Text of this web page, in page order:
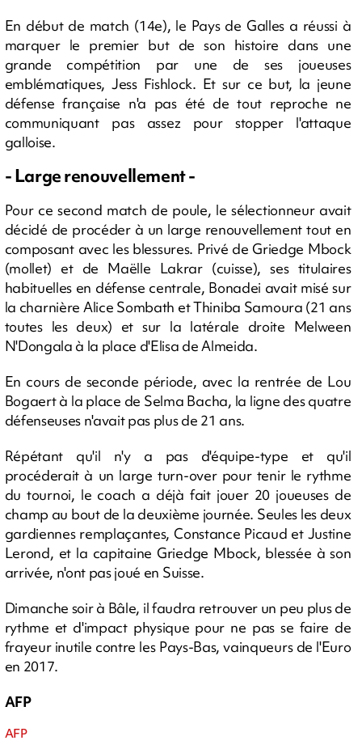
En début de match (14e), le Pays de Galles a réussi à
marquer le premier but de son histoire dans une
grande compétition par une de ses joueuses
emblématiques, Jess Fishlock. Et sur ce but, la jeune
défense française n'a pas été de tout reproche ne
communiquant pas assez pour stopper l'attaque
galloise.
- Large renouvellement -
Pour ce second match de poule, le sélectionneur avait
décidé de procéder à un large renouvellement tout en
composant avec les blessures. Privé de Griedge Mbock
(mollet) et de Maëlle Lakrar (cuisse), ses titulaires
habituelles en défense centrale, Bonadei avait misé sur
la charnière Alice Sombath et Thiniba Samoura (21 ans
toutes les deux) et sur la latérale droite Melween
N'Dongala à la place d'Elisa de Almeida.
En cours de seconde période, avec la rentrée de Lou
Bogaert à la place de Selma Bacha, la ligne des quatre
défenseuses n'avait pas plus de 21 ans.
Répétant qu'il n'y a pas d'équipe-type et qu'il
procéderait à un large turn-over pour tenir le rythme
du tournoi, le coach a déjà fait jouer 20 joueuses de
champ au bout de la deuxième journée. Seules les deux
gardiennes remplaçantes, Constance Picaud et Justine
Lerond, et la capitaine Griedge Mbock, blessée à son
arrivée, n'ont pas joué en Suisse.
Dimanche soir à Bâle, il faudra retrouver un peu plus de
rythme et d'impact physique pour ne pas se faire de
frayeur inutile contre les Pays-Bas, vainqueurs de l'Euro
en 2017.
AFP
AFP